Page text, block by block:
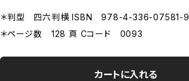
＊判型 四六判横 ISBN 978-4-336-07581-9
＊ページ数 128 頁 Cコード 0093
カートに入れる